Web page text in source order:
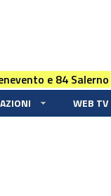
e 84 Salerno
WEB TV